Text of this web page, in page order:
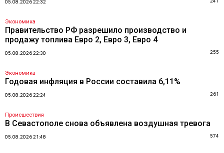
05.08.2026 22:32
Экономика
Правительство РФ разрешило производство и
продажу топлива Евро 2, Евро 3, Евро 4
05.08.2026 22:30 255
Экономика
Годовая инфляция в России составила 6,11%
05.08.2026 22:24 261
Происшествия
В Севастополе снова объявлена воздушная тревога
05.08.2026 21:48 574